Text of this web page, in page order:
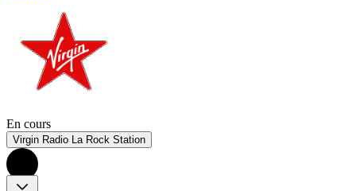
En cours
Virgin Radio La Rock Station